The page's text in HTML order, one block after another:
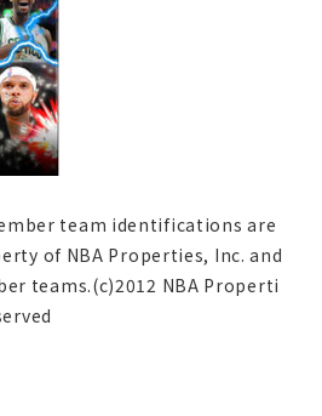
team identifications are
of NBA Properties, Inc. and
teams.(c)2012 NBA Properti